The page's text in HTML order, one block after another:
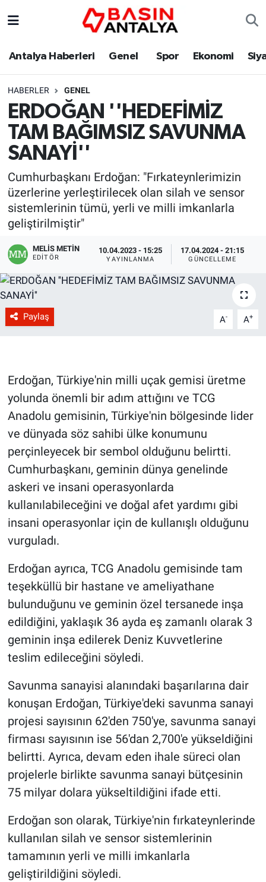
Antalya Haberleri Genel Spor Ekonomi
HABERLER GENEL
ERDOĞAN ''HEDEFİMİZ
TAM BAĞIMSIZ SAVUNMA
SANAYİ''
Cumhurbaşkanı Erdoğan: "Fırkateynlerimizin
üzerlerine yerleştirilecek olan silah ve sensor
sistemlerinin tümü, yerli ve milli imkanlarla
geliştirilmiştir"
MELİS METİN
EDITÖR
10.04.2023 - 15:25
YAYINLANMA
17.04.2024 - 21:15
GÜNCELLEME
Paylaş A- A+
Erdoğan, Türkiye'nin milli uçak gemisi üretme
yolunda önemli bir adım attığını ve TCG
Anadolu gemisinin, Türkiye'nin bölgesinde lider
ve dünyada söz sahibi ülke konumunu
perçinleyecek bir sembol olduğunu belirtti.
Cumhurbaşkanı, geminin dünya genelinde
askeri ve insani operasyonlarda
kullanılabileceğini ve doğal afet yardımı gibi
insani operasyonlar için de kullanışlı olduğunu
vurguladı.
Erdoğan ayrıca, TCG Anadolu gemisinde tam
teşekküllü bir hastane ve ameliyathane
bulunduğunu ve geminin özel tersanede inşa
edildiğini, yaklaşık 36 ayda eş zamanlı olarak 3
geminin inşa edilerek Deniz Kuvvetlerine
teslim edileceğini söyledi.
Savunma sanayisi alanındaki başarılarına dair
konuşan Erdoğan, Türkiye'deki savunma sanayi
projesi sayısının 62'den 750'ye, savunma sanayi
firması sayısının ise 56'dan 2,700'e yükseldiğini
belirtti. Ayrıca, devam eden ihale süreci olan
projelerle birlikte savunma sanayi bütçesinin
75 milyar dolara yükseltildiğini ifade etti.
Erdoğan son olarak, Türkiye'nin fırkateynlerinde
kullanılan silah ve sensor sistemlerinin
tamamının yerli ve milli imkanlarla
geliştirildiğini söyledi.